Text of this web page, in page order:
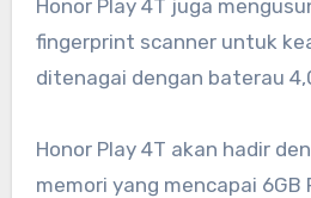
Honor Play 4T juga
fingerprint scanner untuk
ditenagai dengan baterau
Honor Play 4T akan hadir
memori yang mencapai 6GB